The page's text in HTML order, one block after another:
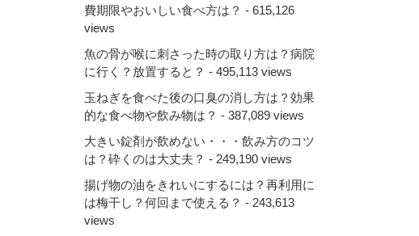
費期限やおいしい食べ方は？ - 615,126
views
魚の骨が喉に刺さった時の取り方は？病院
に行く？放置すると？ - 495,113 views
玉ねぎを食べた後の口臭の消し方は？効果
的な食べ物や飲み物は？ - 387,089 views
大きい錠剤が飲めない・・・飲み方のコツ
は？砕くのは大丈夫？ - 249,190 views
揚げ物の油をきれいにするには？再利用に
は梅干し？何回まで使える？ - 243,613
views